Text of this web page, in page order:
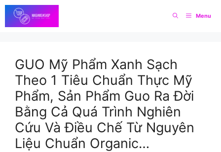
Skip
to
content
Menu
GUO Mỹ Phẩm Xanh Sạch
Theo 1 Tiêu Chuẩn Thực Mỹ
Phẩm, Sản Phẩm Guo Ra Đời
Bằng Cả Quá Trình Nghiên
Cứu Và Điều Chế Từ Nguyên
Liệu Chuẩn Organic…